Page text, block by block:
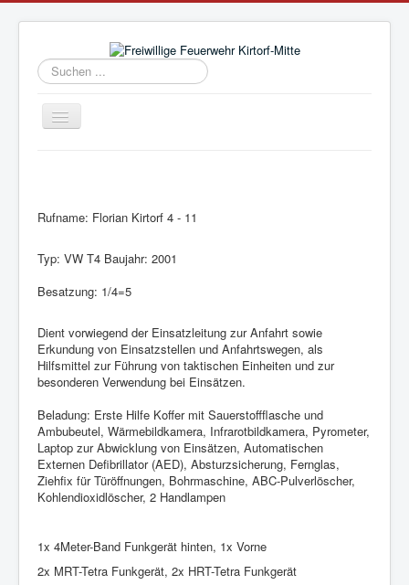
Suchen
...
Navigation
an/aus
Einsatzabteilung
Jugend
Fahrzeuge
Mitglied werden
Übungspläne
Impressum und Datenschutz
Rufname: Florian Kirtorf 4 - 11
Typ: VW T4 Baujahr: 2001
Besatzung: 1/4=5
Dient vorwiegend der Einsatzleitung zur Anfahrt sowie
Erkundung von Einsatzstellen und Anfahrtswegen, als
Hilfsmittel zur Führung von taktischen Einheiten und zur
besonderen Verwendung bei Einsätzen.
Beladung: Erste Hilfe Koffer mit Sauerstoffflasche und
Ambubeutel, Wärmebildkamera, Infrarotbildkamera, Pyrometer,
Laptop zur Abwicklung von Einsätzen, Automatischen
Externen Defibrillator (AED), Absturzsicherung, Fernglas,
Ziehfix für Türöffnungen, Bohrmaschine, ABC-Pulverlöscher,
Kohlendioxidlöscher, 2 Handlampen
1x 4Meter-Band Funkgerät hinten, 1x Vorne
2x MRT-Tetra Funkgerät, 2x HRT-Tetra Funkgerät